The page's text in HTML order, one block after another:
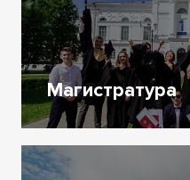
Магистратура